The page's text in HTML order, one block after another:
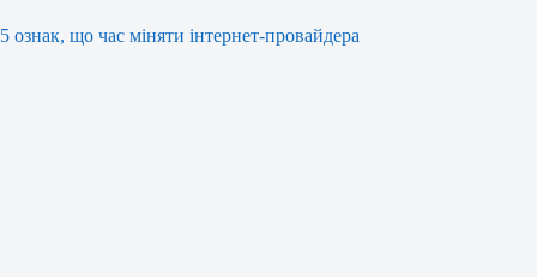
5 ознак, що час міняти інтернет-провайдера